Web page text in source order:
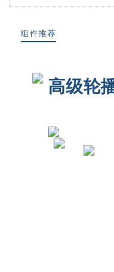
组件推荐
高级轮